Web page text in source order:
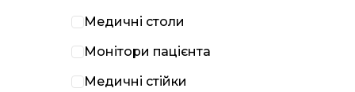
Медичні столи
Монітори пацієнта
Медичні стійки